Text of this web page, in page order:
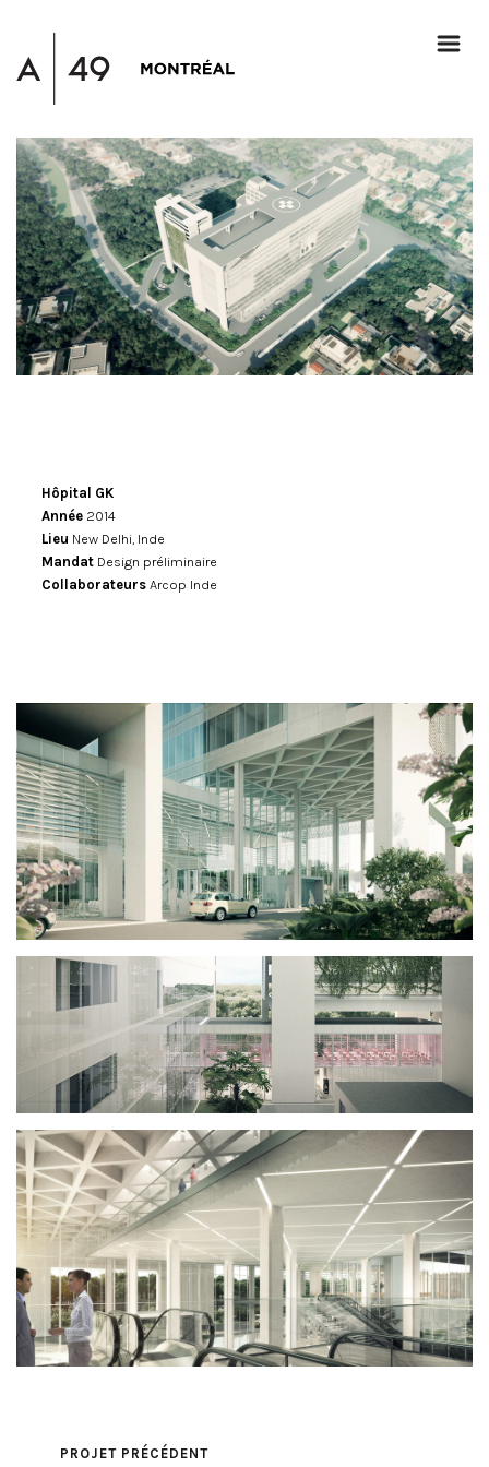
Hôpital GK
Année 2014
Lieu New Delhi, Inde
Mandat Design préliminaire
Collaborateurs Arcop Inde
PROJET PRÉCÉDENT